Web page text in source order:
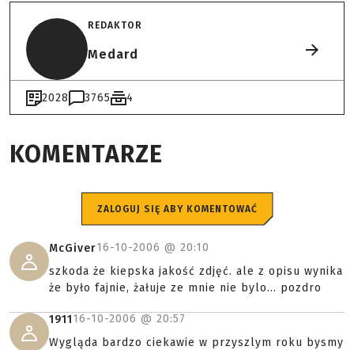
REDAKTOR
Medard
2028 3765 4
KOMENTARZE
ZALOGUJ SIĘ ABY KOMENTOWAĆ
McGiver16-10-2006 @ 20:10
szkoda że kiepska jakość zdjęć. ale z opisu wynika
że było fajnie, żałuje ze mnie nie bylo... pozdro
191116-10-2006 @ 20:57
Wygląda bardzo ciekawie w przyszlym roku bysmy